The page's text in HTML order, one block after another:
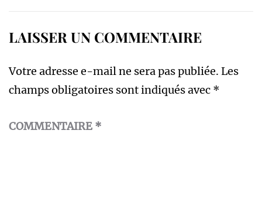
LAISSER UN COMMENTAIRE
Votre adresse e-mail ne sera pas publiée. Les
champs obligatoires sont indiqués avec *
COMMENTAIRE *